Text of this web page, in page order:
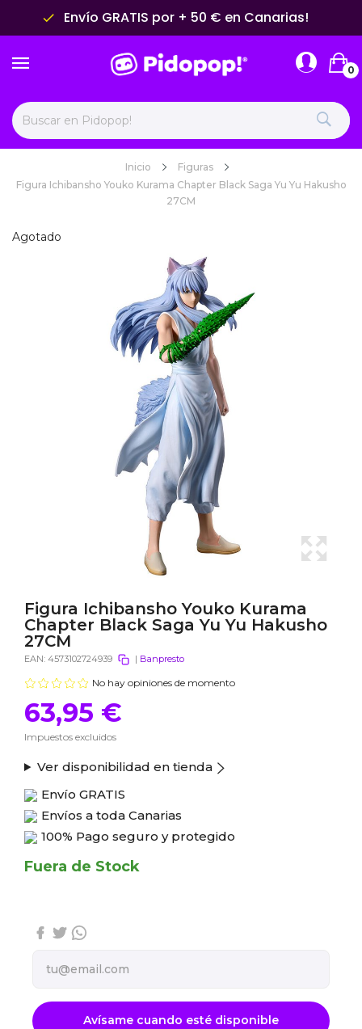
done Envío GRATIS por + 50 € en Canarias!
0
Inicio
Figuras
Figura Ichibansho Youko Kurama Chapter Black Saga Yu Yu Hakusho
27CM
Agotado
Figura Ichibansho Youko Kurama
Chapter Black Saga Yu Yu Hakusho
27CM
EAN: 4573102724939 | Banpresto
No hay opiniones de momento
63,95 €
Impuestos excluidos
Ver disponibilidad en tienda
Envío GRATIS
Envíos a toda Canarias
100% Pago seguro y protegido
Fuera de Stock
Avísame cuando esté disponible